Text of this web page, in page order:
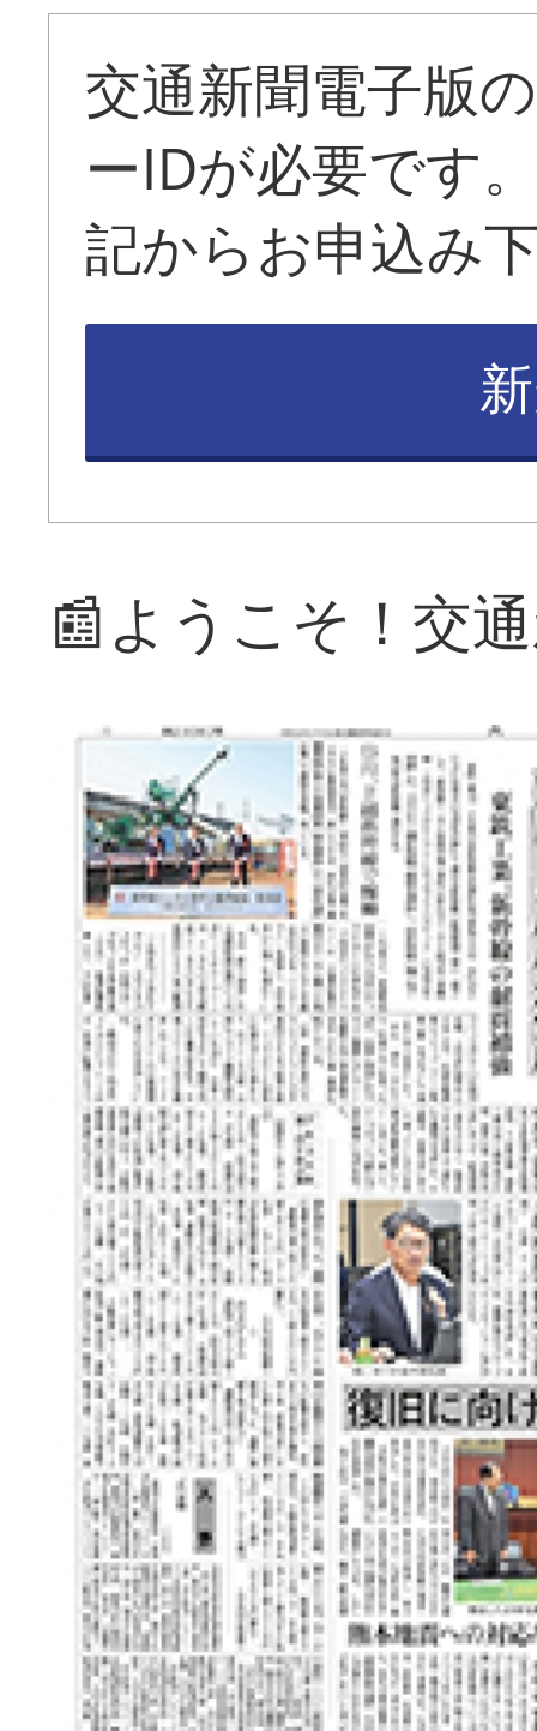
交通新聞電子版
ーIDが必要です
記からお申込み
📰ようこそ！交